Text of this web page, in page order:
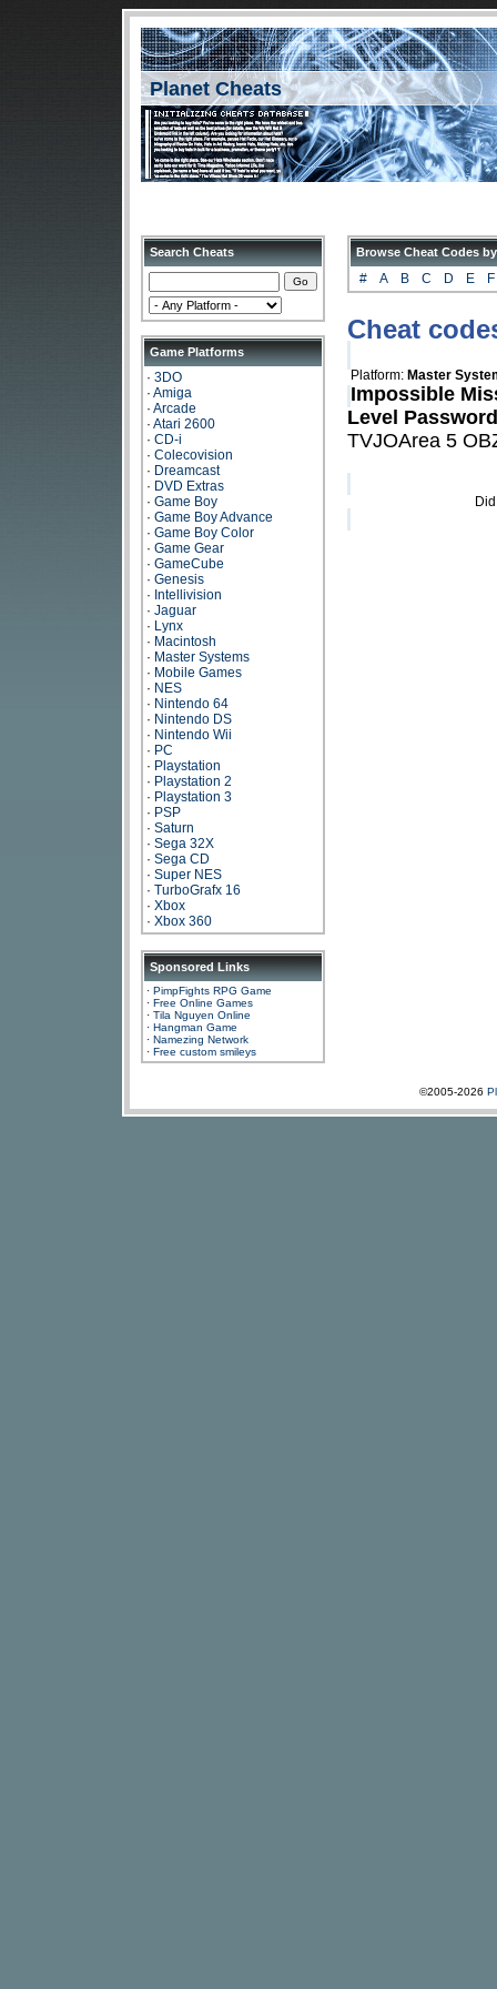
Planet Cheats
Search Cheats
Game Platforms
· 3DO
· Amiga
· Arcade
· Atari 2600
· CD-i
· Colecovision
· Dreamcast
· DVD Extras
· Game Boy
· Game Boy Advance
· Game Boy Color
· Game Gear
· GameCube
· Genesis
· Intellivision
· Jaguar
· Lynx
· Macintosh
· Master Systems
· Mobile Games
· NES
· Nintendo 64
· Nintendo DS
· Nintendo Wii
· PC
· Playstation
· Playstation 2
· Playstation 3
· PSP
· Saturn
· Sega 32X
· Sega CD
· Super NES
· TurboGrafx 16
· Xbox
· Xbox 360
Sponsored Links
· PimpFights RPG Game
· Free Online Games
· Tila Nguyen Online
· Hangman Game
· Namezing Network
· Free custom smileys
Browse Cheat Codes
# A B C D E F
Cheat
Platform: Master
Impossible
Level Password
TVJOArea 5
©2005-2026